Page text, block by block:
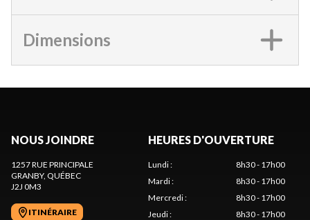
Dimensions
NOUS JOINDRE
1257 RUE PRINCIPALE
GRANBY, QUÉBEC
J2J 0M3
ITINÉRAIRE
HEURES D'OUVERTURE
Lundi:
8h30 - 17h00
Mardi:
8h30 - 17h00
Mercredi:
8h30 - 17h00
Jeudi:
8h30 - 17h00